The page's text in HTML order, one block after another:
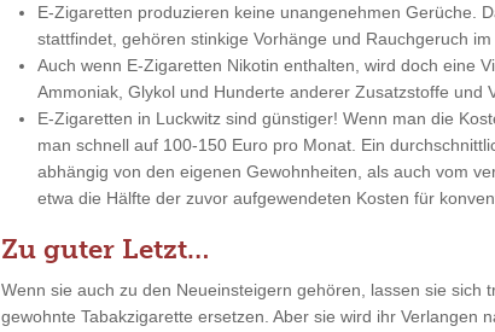
E-Zigaretten produzieren keine unangenehmen Gerüche.
stattfindet, gehören stinkige Vorhänge und Rauchgeruch
Auch wenn E-Zigaretten Nikotin enthalten, wird doch eine
Ammoniak, Glykol und Hunderte anderer Zusatzstoffe und
E-Zigaretten in Luckwitz sind günstiger! Wenn man die
man schnell auf 100-150 Euro pro Monat. Ein
abhängig von den eigenen Gewohnheiten, als auch vom
etwa die Hälfte der zuvor aufgewendeten Kosten für
Zu guter Letzt…
Wenn sie auch zu den Neueinsteigern gehören, lassen sie
gewohnte Tabakzigarette ersetzen. Aber sie wird ihr Verlangen